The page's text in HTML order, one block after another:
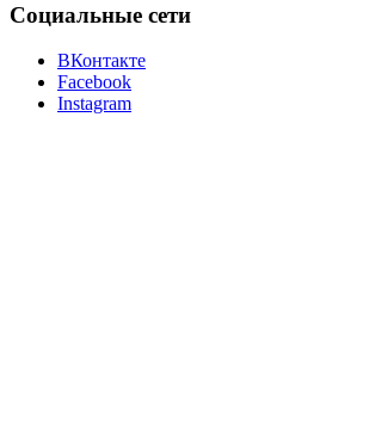
Социальные сети
ВКонтакте
Facebook
Instagram